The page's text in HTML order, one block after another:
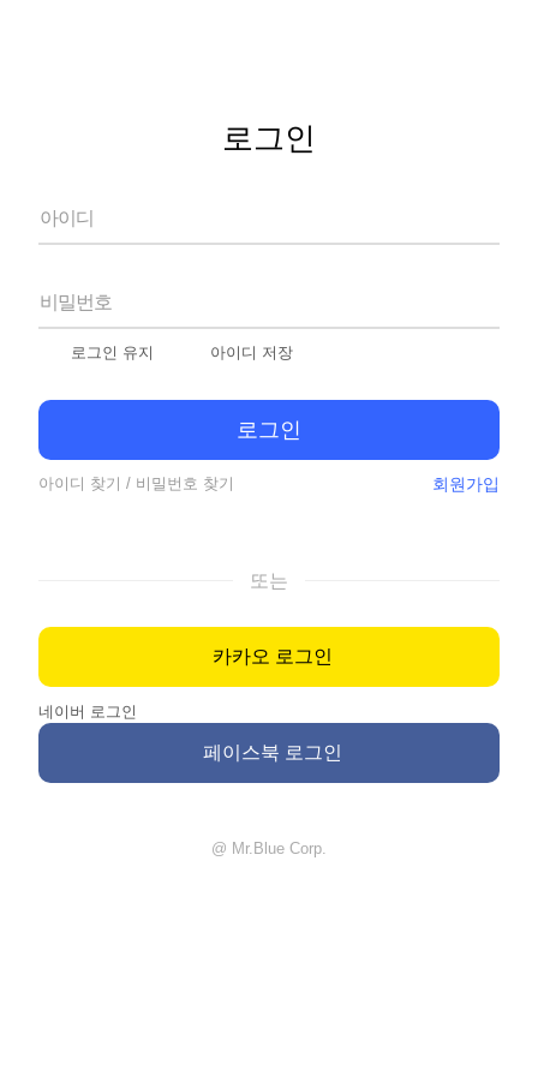
로그인
아이디
비밀번호
로그인 유지 아이디 저장
로그인
아이디 찾기 / 비밀번호 찾기 회원가입
또는
카카오 로그인
네이버 로그인
페이스북 로그인
@ Mr.Blue Corp.